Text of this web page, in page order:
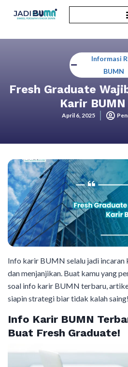
Informasi
BUMN
Fresh Graduate
Karir
April 6, 2025
Info karir BUMN selalu jadi incaran
dan menjanjikan. Buat kamu yang
soal info karir BUMN terbaru,
siapin strategi biar tidak kalah saing!
Info Karir BUMN
Buat Fresh Graduate!